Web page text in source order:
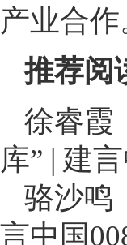
产业合作
推荐阅
徐睿霞
库” | 建
骆沙鸣
言中国